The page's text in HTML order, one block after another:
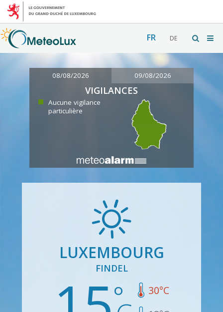
FR DE
08/08/2026 09/08/2026
VIGILANCES
Aucune vigilance
particulière
LUXEMBOURG
FINDEL
30°C